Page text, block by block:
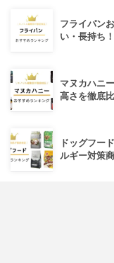
フライパン
い・長持ち
マヌカハニ
高さを徹底
ドッグフー
ルギー対策